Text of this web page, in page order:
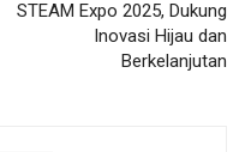
STEAM Expo 2025, Dukung
Inovasi Hijau dan
Berkelanjutan